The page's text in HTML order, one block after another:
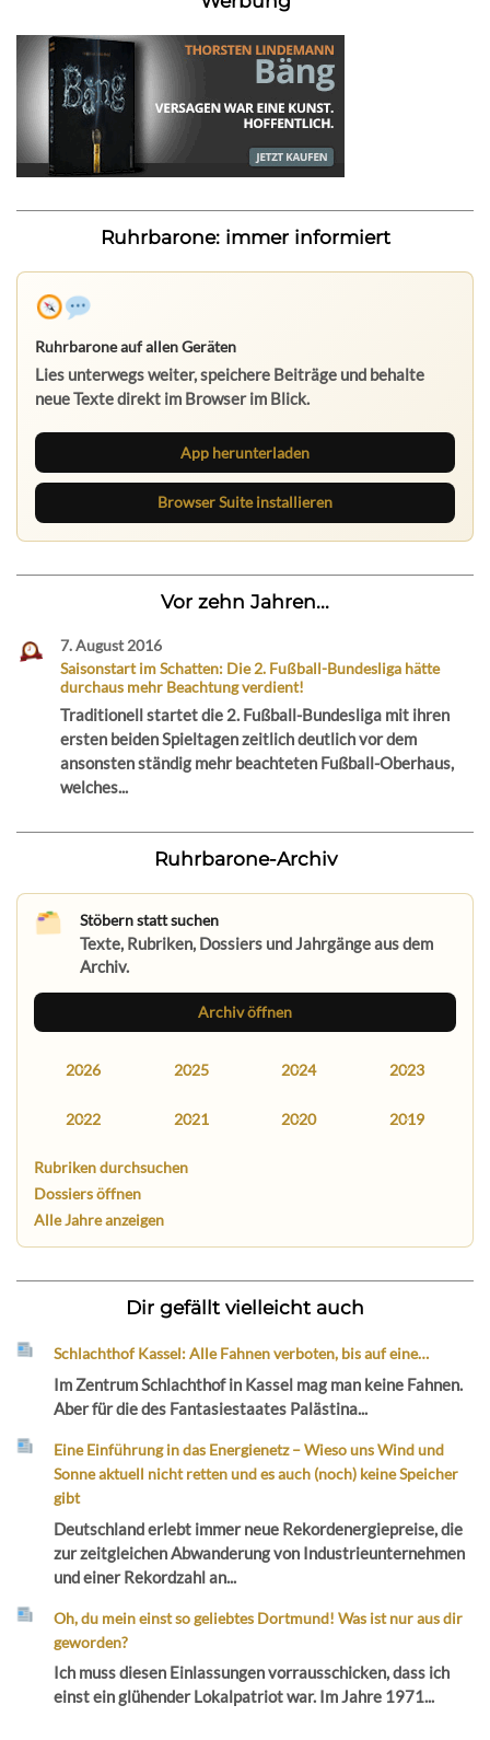
Ruhrbarone: immer informiert
Ruhrbarone auf allen Geräten
Lies unterwegs weiter, speichere Beiträge und behalte
neue Texte direkt im Browser im Blick.
App herunterladen
Browser Suite installieren
Vor zehn Jahren...
7. August 2016
Saisonstart im Schatten: Die 2. Fußball-Bundesliga hätte
durchaus mehr Beachtung verdient!
Traditionell startet die 2. Fußball-Bundesliga mit ihren
ersten beiden Spieltagen zeitlich deutlich vor dem
ansonsten ständig mehr beachteten Fußball-Oberhaus,
welches...
Ruhrbarone-Archiv
Stöbern statt suchen
Texte, Rubriken, Dossiers und Jahrgänge aus dem
Archiv.
Archiv öffnen
2026 2025 2024 2023
2022 2021 2020 2019
Rubriken durchsuchen
Dossiers öffnen
Alle Jahre anzeigen
Dir gefällt vielleicht auch
Schlachthof Kassel: Alle Fahnen verboten, bis auf eine…
Im Zentrum Schlachthof in Kassel mag man keine Fahnen.
Aber für die des Fantasiestaates Palästina...
Eine Einführung in das Energienetz – Wieso uns Wind und
Sonne aktuell nicht retten und es auch (noch) keine Speicher
gibt
Deutschland erlebt immer neue Rekordenergiepreise, die
zur zeitgleichen Abwanderung von Industrieunternehmen
und einer Rekordzahl an...
Oh, du mein einst so geliebtes Dortmund! Was ist nur aus dir
geworden?
Ich muss diesen Einlassungen vorrausschicken, dass ich
einst ein glühender Lokalpatriot war. Im Jahre 1971...